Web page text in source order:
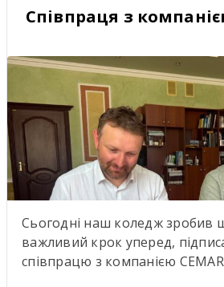
Співпраця з
Сьогодні наш коледж зробив
важливий крок уперед,
співпрацю з компанією